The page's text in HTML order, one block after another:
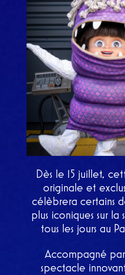
Dès le 15 juillet,
originale et
célèbrera certains
plus iconiques sur
tous les jours au
Accompagné
spectacle